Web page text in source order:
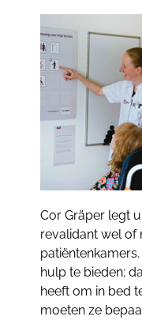
Cor Gräper legt
revalidant wel of
hulp te bieden;
heeft om in bed
moeten ze